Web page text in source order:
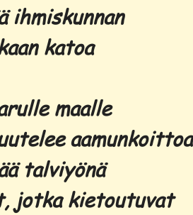
ihmiskunnan
katoa
maalle
aamunkoittoa
talviyönä
jotka kietoutuvat